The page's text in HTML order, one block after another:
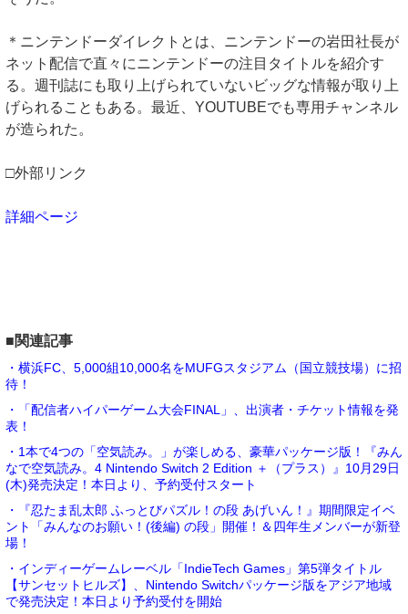
＊ニンテンドーダイレクトとは、ニンテンドーの岩田社長が
ネット配信で直々にニンテンドーの注目タイトルを紹介す
る。週刊誌にも取り上げられていないビッグな情報が取り上
げられることもある。最近、YOUTUBEでも専用チャンネル
が造られた。
□外部リンク
詳細ページ
■関連記事
・横浜FC、5,000組10,000名をMUFGスタジアム（国立競技場）に招
待！
・「配信者ハイパーゲーム大会FINAL」、出演者・チケット情報を発
表！
・1本で4つの「空気読み。」が楽しめる、豪華パッケージ版！『みん
なで空気読み。4 Nintendo Switch 2 Edition ＋（プラス）』10月29日
(木)発売決定！本日より、予約受付スタート
・『忍たま乱太郎 ふっとびパズル！の段 あげいん！』期間限定イベ
ント「みんなのお願い！(後編) の段」開催！＆四年生メンバーが新登
場！
・インディーゲームレーベル「IndieTech Games」第5弾タイトル
【サンセットヒルズ】、Nintendo Switchパッケージ版をアジア地域
で発売決定！本日より予約受付を開始